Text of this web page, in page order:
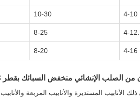
4-10
10-30
4-
8-25
4-16
8-20
الصلب الإنشائي منخفض السبائك بقطر 63 مم
الأنابيب المستديرة والأنابيب المربعة